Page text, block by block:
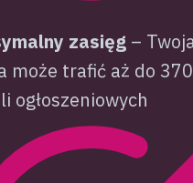
zasięg –
może trafić aż do 370
ogłoszeniowych